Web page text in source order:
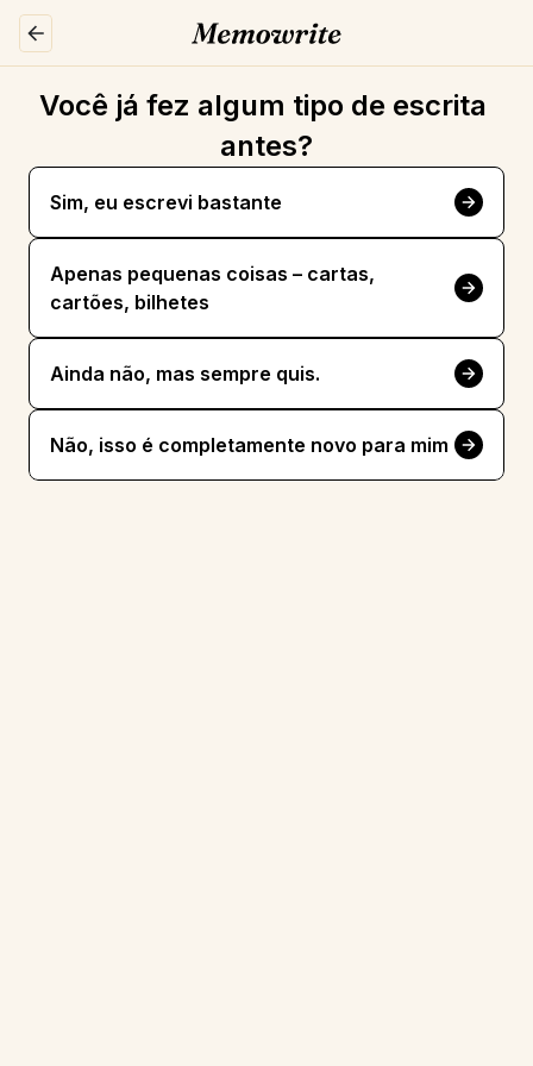
Você já fez algum tipo de escrita
antes?
Sim, eu escrevi bastante
Apenas pequenas coisas – cartas,
cartões, bilhetes
Ainda não, mas sempre quis.
Não, isso é completamente novo para mim